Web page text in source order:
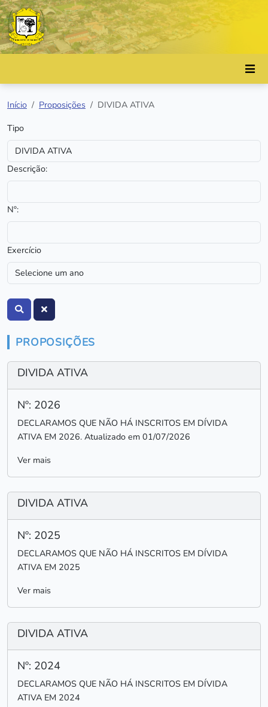
Início Proposições
DIVIDA ATIVA
Tipo
Descrição:
Nº:
Exercício
PROPOSIÇÕES
DIVIDA ATIVA
Nº: 2026
DECLARAMOS QUE NÃO HÁ INSCRITOS EM DÍVIDA
ATIVA EM 2026. Atualizado em 01/07/2026
Ver mais
DIVIDA ATIVA
Nº: 2025
DECLARAMOS QUE NÃO HÁ INSCRITOS EM DÍVIDA
ATIVA EM 2025
Ver mais
DIVIDA ATIVA
Nº: 2024
DECLARAMOS QUE NÃO HÁ INSCRITOS EM DÍVIDA
ATIVA EM 2024